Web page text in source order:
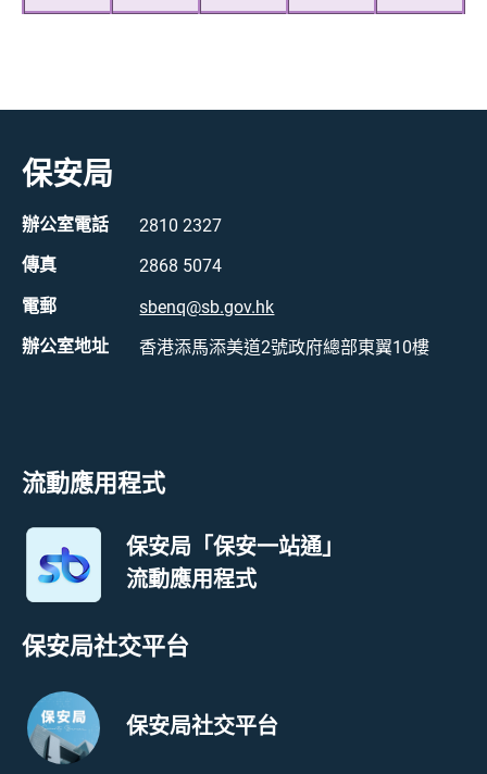
保安局
辦公室電話 2810 2327
傳真 2868 5074
電郵 sbenq@sb.gov.hk
辦公室地址 香港添馬添美道2號政府總部東翼10樓
流動應用程式
保安局「保安一站通」
流動應用程式
保安局社交平台
保安局社交平台